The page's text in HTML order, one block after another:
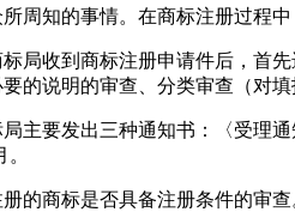
周知的事情。在商标注册过程
局收到商标注册申请件后，首
的说明的审查、分类审查（对填
主要发出三种通知书：〈受理
的商标是否具备注册条件的审